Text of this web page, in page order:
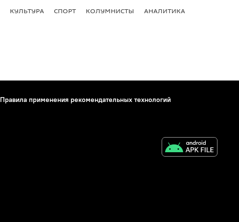
КУЛЬТУРА СПОРТ КОЛУМНИСТЫ АНАЛИТИКА
Правила применения рекомендательных технологий